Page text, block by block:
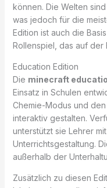
können. Die Welten
was jedoch für die
Edition ist auch die
Rollenspiel, das auf der
Education Edition
Die minecraft
Einsatz in Schulen
Chemie-Modus und
interaktiv gestalten.
unterstützt sie Lehrer
Unterrichtsgestaltung.
außerhalb der
Zusätzlich zu diesen